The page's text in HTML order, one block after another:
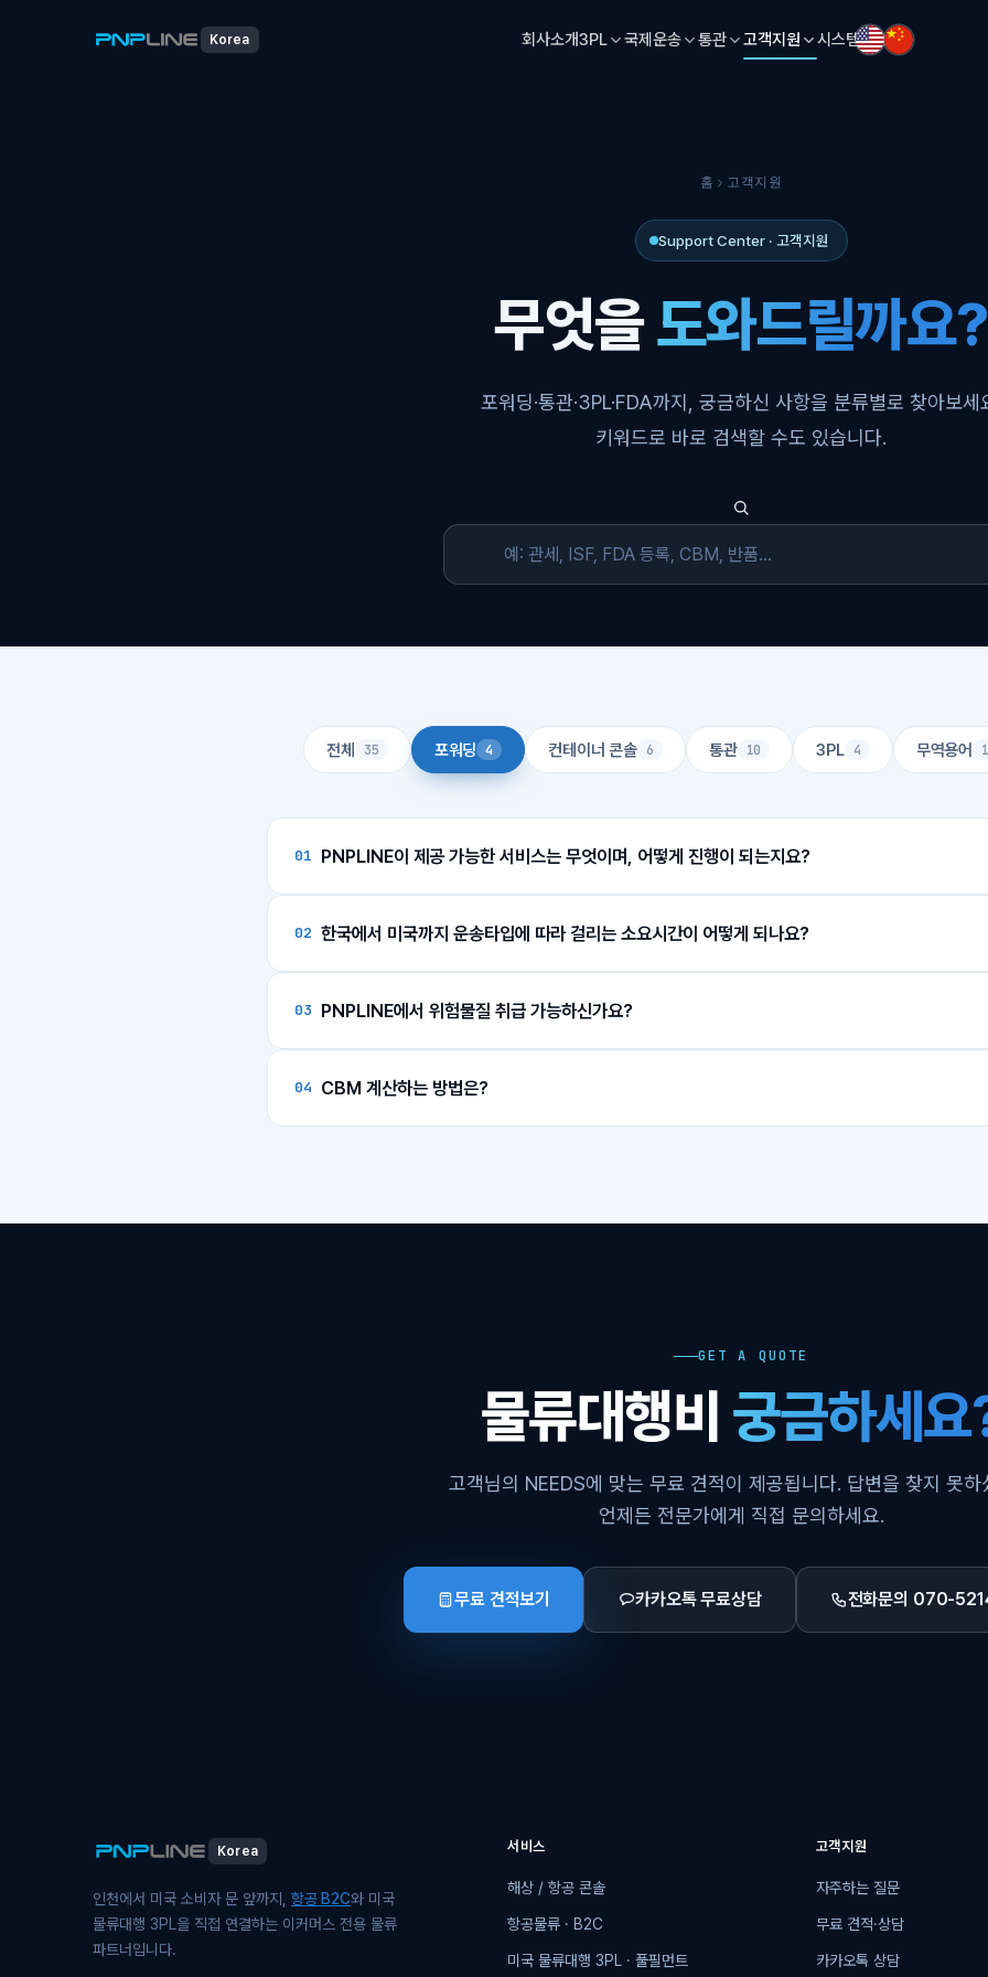
Korea 회사소개3PL 국제운송 통관 고객지원 시스템
홈 고객지원
Support Center · 고객지원
무엇을도와드릴까요?
포워딩·통관·3PL·FDA까지, 궁금하신 사항을 분류별로 찾아보세
키워드로 바로 검색할 수도 있습니다.
전체 35 포워딩 4 컨테이너 콘솔 6 통관 10 3PL 4 무역용어 1
01 PNPLINE이 제공 가능한 서비스는 무엇이며, 어떻게 진행이 되는지요?
있습니다.
저희는 한국 내 제품 픽업부터 운항스케쥴 확인, 미국 수입통관, 3PL서비스(화물 입·출고, 보관, 반품
배송까지 물류 전 과정의 서비스를 제공해 드립니다.
기존 포워딩 업체에 견적 요청을 하면 보통 3~4일 정도 지나야 확인이 가능했으나, PNPLINE의빠른
운송타입에 맞춰 신속하게 견적을 안내받으실 수 있습니다.
디지털 물류시스템을 근간으로 물류 전 과정을 쉽고 편하게 이용하실 수 있도록 돕겠습니다.
02 한국에서 미국까지 운송타입에 따라 걸리는 소요시간이 어떻게 되나요?
운임으로 적용 가능합니다.
1) 한국 ~ 미국 공항(LA, New York)까지: 1일 (1 day 서비스 이용 시)
2) 미국 공항 ~ PNPLINE warehouse까지: 1~2일
2) 한국 부산항 ~ 미국 New York 항구까지: 보통 30일
※ 항구 혼잡 및 날씨 영향으로 소요기간이 다소 지연될 수 있습니다.
03 PNPLINE에서 위험물질 취급 가능하신가요?
04 CBM 계산하는 방법은?
GET A QUOTE
물류대행비 궁금하세요
고객님의 NEEDS에 맞는 무료 견적이 제공됩니다. 답변을 찾지 못하
언제든 전문가에게 직접 문의하세요.
무료 견적보기 카카오톡 무료상담 전화문의 070-
Korea
인천에서 미국 소비자 문 앞까지, 항공 B2C와 미국
물류대행 3PL을 직접 연결하는 이커머스 전용 물류
파트너입니다.
서비스
해상 / 항공 콘솔
항공물류 · B2C
미국 물류대행 3PL · 풀필먼트
고객지원
자주하는 질문
무료 견적·상담
카카오톡 상담